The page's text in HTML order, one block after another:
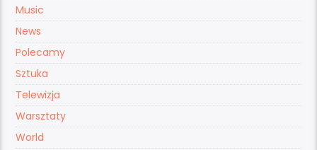
Music
News
Polecamy
Sztuka
Telewizja
Warsztaty
World